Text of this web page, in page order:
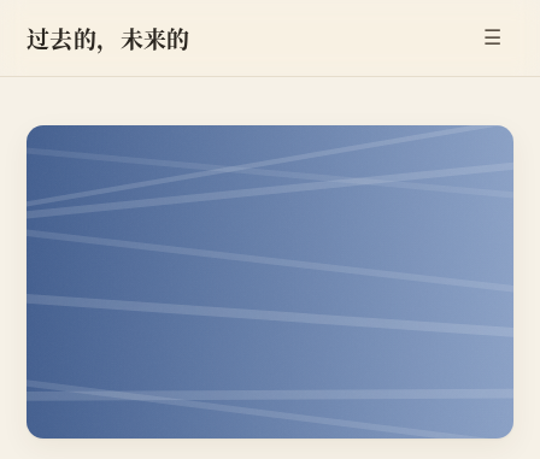
过去的，未来的 ☰